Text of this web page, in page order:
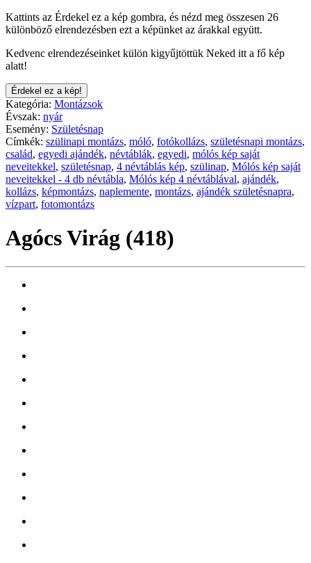
Kattints az Érdekel ez a kép gombra, és nézd meg összesen 26
különböző elrendezésben ezt a képünket az árakkal együtt.
Kedvenc elrendezéseinket külön kigyűjtöttük Neked itt a fő kép
alatt!
Érdekel ez a kép!
Kategória: Montázsok
Évszak: nyár
Esemény: Születésnap
Címkék: szülinapi montázs, móló, fotókollázs, születésnapi montázs,
család, egyedi ajándék, névtáblák, egyedi, mólós kép saját
neveitekkel, születésnap, 4 névtáblás kép, szülinap, Mólós kép saját
neveitekkel - 4 db névtábla, Mólós kép 4 névtáblával, ajándék,
kollázs, képmontázs, naplemente, montázs, ajándék születésnapra,
vízpart, fotomontázs
Agócs Virág (418)